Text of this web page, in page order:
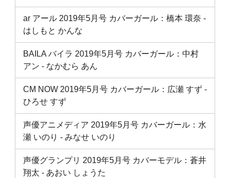
ar アール 2019年5月号 カバーガール：橋本 環奈 ‐
はしもと かんな
BAILA バイラ 2019年5月号 カバーガール：中村
アン ‐ なかむら あん
CM NOW 2019年5月号 カバーガール：広瀬 すず ‐
ひろせ すず
声優アニメディア 2019年5月号 カバーガール：水
瀬 いのり ‐ みなせ いのり
声優グランプリ 2019年5月号 カバーモデル：蒼井
翔太 ‐ あおい しょうた